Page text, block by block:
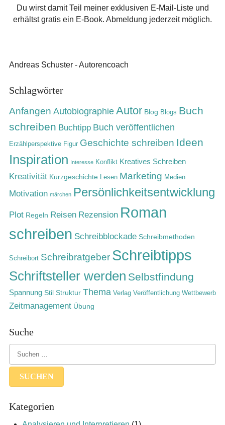
Du wirst damit Teil meiner exklusiven E-Mail-Liste und
erhältst gratis ein E-Book. Abmeldung jederzeit möglich.
Andreas Schuster - Autorencoach
Schlagwörter
Anfangen Autobiographie Autor Blog Blogs Buch
schreiben Buchtipp Buch veröffentlichen
Erzählperspektive Figur Geschichte schreiben Ideen
Inspiration Interesse Konflikt Kreatives Schreiben
Kreativität Kurzgeschichte Lesen Marketing Medien
Motivation märchen Persönlichkeitsentwicklung
Plot Regeln Reisen Rezension Roman
schreiben Schreibblockade Schreibmethoden
Schreibort Schreibratgeber Schreibtipps
Schriftsteller werden Selbstfindung
Spannung Stil Struktur Thema Verlag Veröffentlichung Wettbewerb
Zeitmanagement Übung
Suche
Kategorien